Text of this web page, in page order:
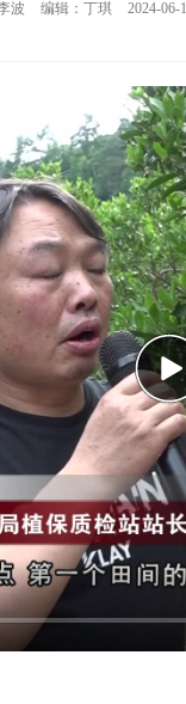
波 编辑：丁琪 2024-06-